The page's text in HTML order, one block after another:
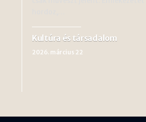
Kultúra és társadalom
2026. március 22